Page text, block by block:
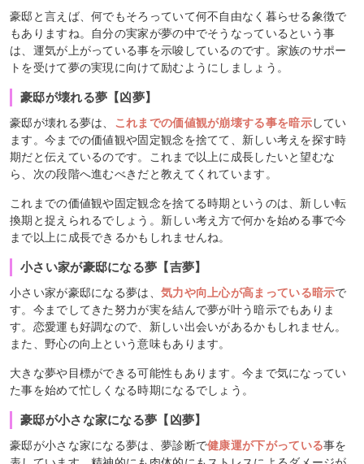
豪邸と言えば、何でもそろっていて何不自由なく暮らせる象徴で
もありますね。自分の実家が夢の中でそうなっているという事
は、運気が上がっている事を示唆しているのです。家族のサポー
トを受けて夢の実現に向けて励むようにしましょう。
豪邸が壊れる夢【凶夢】
豪邸が壊れる夢は、 これまでの価値観が崩壊する事を暗示してい
ます。今までの価値観や固定観念を捨てて、新しい考えを探す時
期だと伝えているのです。これまで以上に成長したいと望むな
ら、次の段階へ進むべきだと教えてくれています。
これまでの価値観や固定観念を捨てる時期というのは、新しい転
換期と捉えられるでしょう。新しい考え方で何かを始める事で今
まで以上に成長できるかもしれませんね。
小さい家が豪邸になる夢【吉夢】
小さい家が豪邸になる夢は、 気力や向上心が高まっている暗示で
す。今までしてきた努力が実を結んで夢が叶う暗示でもありま
す。恋愛運も好調なので、新しい出会いがあるかもしれません。
また、野心の向上という意味もあります。
大きな夢や目標ができる可能性もあります。今まで気になってい
た事を始めて忙しくなる時期になるでしょう。
豪邸が小さな家になる夢【凶夢】
豪邸が小さな家になる夢は、夢診断で健康運が下がっている事を